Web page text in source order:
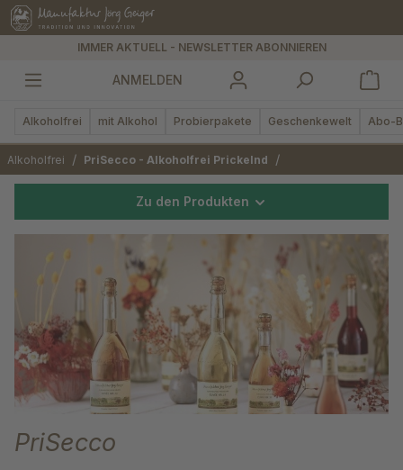
springen
IMMER AKTUELL - NEWSLETTER ABONNIEREN
ANMELDEN
Alkoholfrei mit Alkohol Probierpakete Geschenkewelt Abo-
Alkoholfrei / PriSecco - Alkoholfrei Prickelnd /
Zu den Produkten
PriSecco